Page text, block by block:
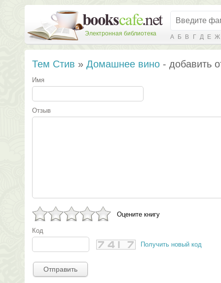
Электронная библиотека А Б В Г Д Е Ж
Тем Стив » Домашнее вино - добавить
Имя
Отзыв
Оцените книгу
Код
Получить новый код
Отправить